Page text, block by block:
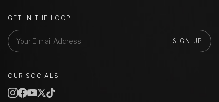
GET IN THE LOOP
SIGN UP
OUR SOCIALS